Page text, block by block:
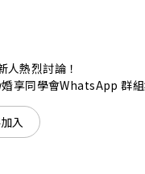
人熱烈討論！
享同學會WhatsApp 群
入